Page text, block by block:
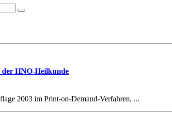
der HNO-Heilkunde
2003 im Print-on-Demand-Verfahren, ...